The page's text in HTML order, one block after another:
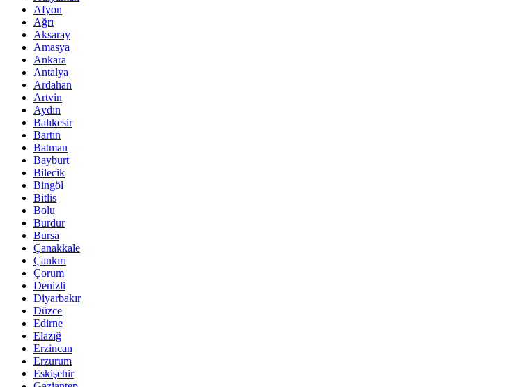
Afyon
Ağrı
Aksaray
Amasya
Ankara
Antalya
Ardahan
Artvin
Aydın
Balıkesir
Bartın
Batman
Bayburt
Bilecik
Bingöl
Bitlis
Bolu
Burdur
Bursa
Çanakkale
Çankırı
Çorum
Denizli
Diyarbakır
Düzce
Edirne
Elazığ
Erzincan
Erzurum
Eskişehir